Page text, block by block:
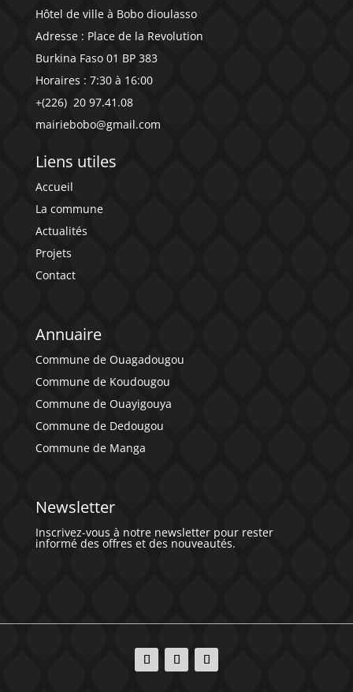
Hôtel de ville à Bobo dioulasso
Adresse : Place de la Revolution
Burkina Faso 01 BP 383
Horaires : 7:30 à 16:00
+(226) 20 97.41.08
mairiebobo@gmail.com
Liens utiles
Accueil
La commune
Actualités
Projets
Contact
Annuaire
Commune de Ouagadougou
Commune de Koudougou
Commune de Ouayigouya
Commune de Dedougou
Commune de Manga
Newsletter
Inscrivez-vous à notre newsletter pour rester
informé des offres et des nouveautés.